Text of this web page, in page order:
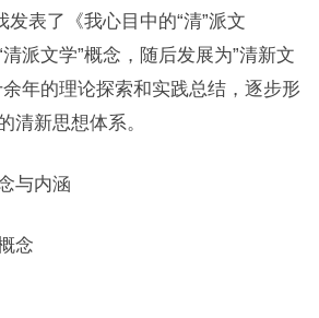
发表了《我心目中的“清”派文
派文学”概念，随后发展为”清新文
年的理论探索和实践总结，逐步形
清新思想体系。
与内涵
念